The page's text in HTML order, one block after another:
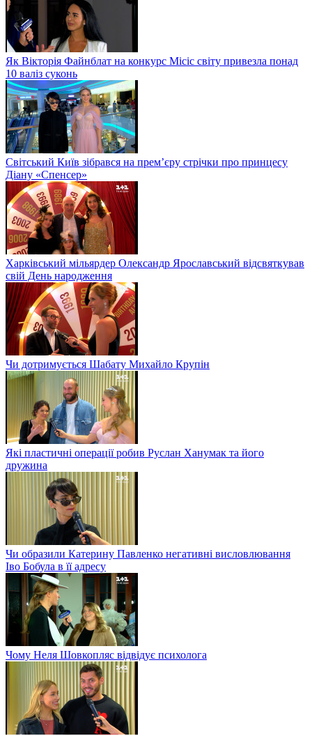
Як Вікторія Файнблат на конкурс Місіс світу привезла понад
10 валіз суконь
Світський Київ зібрався на прем’єру стрічки про принцесу
Діану «Спенсер»
Харківський мільярдер Олександр Ярославський відсвяткував
свій День народження
Чи дотримується Шабату Михайло Крупін
Які пластичні операції робив Руслан Ханумак та його
дружина
Чи образили Катерину Павленко негативні висловлювання
Іво Бобула в її адресу
Чому Неля Шовкопляс відвідує психолога